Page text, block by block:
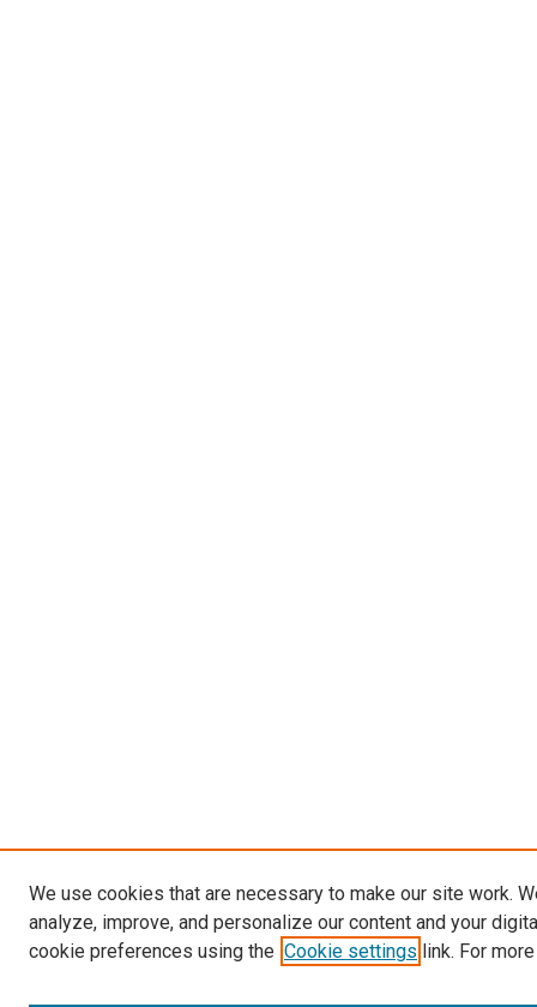
We use cookies that are necessary to make our site work.
analyze, improve, and personalize our content and your
cookie preferences using the Cookie settings link. For